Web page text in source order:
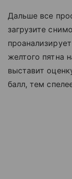
Дальше все
загрузите
желтого пятна
выставит
балл, тем